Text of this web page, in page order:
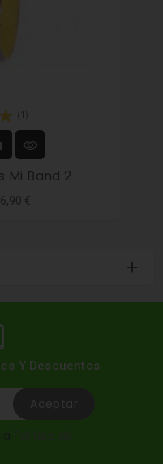
(1)
Mi Band 2
6,90 €Precio

Y Descuentos